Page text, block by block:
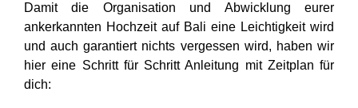
Damit die Organisation und Abwicklung eurer
ankerkannten Hochzeit auf Bali eine Leichtigkeit wird
und auch garantiert nichts vergessen wird, haben wir
hier eine Schritt für Schritt Anleitung mit Zeitplan für
dich: